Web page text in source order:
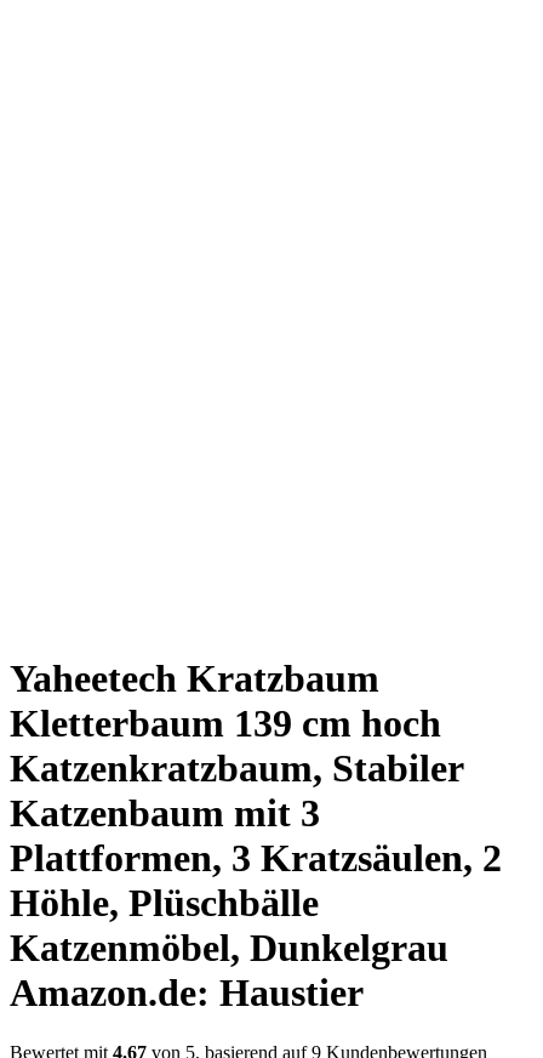
Yaheetech Kratzbaum
Kletterbaum 139 cm hoch
Katzenkratzbaum, Stabiler
Katzenbaum mit 3
Plattformen, 3 Kratzsäulen, 2
Höhle, Plüschbälle
Katzenmöbel, Dunkelgrau
Amazon.de: Haustier
Bewertet mit 4.67 von 5, basierend auf9 Kundenbewertungen